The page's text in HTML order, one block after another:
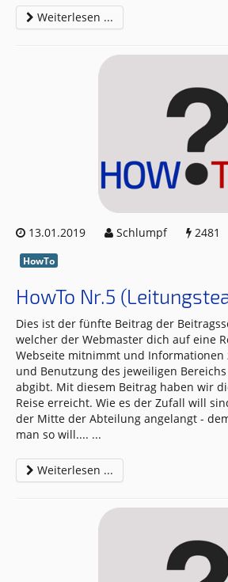
Weiterlesen ...
13.01.2019 Schlumpf 2481
HowTo
HowTo Nr.5
Dies ist der fünfte Beitrag der
welcher der Webmaster dich auf eine
Webseite mitnimmt und Informationen
und Benutzung des jeweiligen
abgibt. Mit diesem Beitrag haben wir
Reise erreicht. Wie es der Zufall will
der Mitte der Abteilung angelangt -
man so will.... ...
Weiterlesen ...